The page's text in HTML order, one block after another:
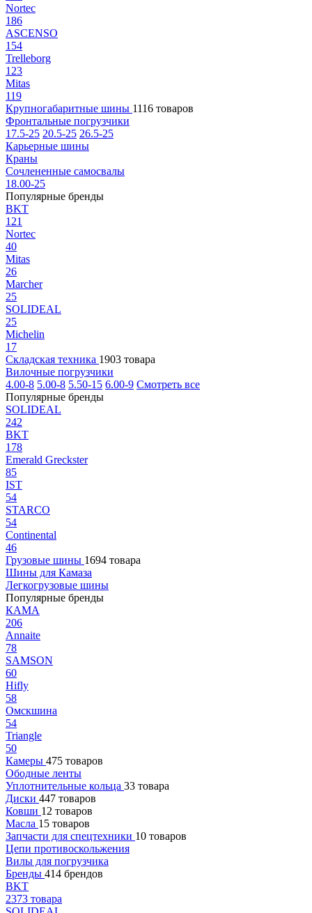
Nortec
186
ASCENSO
154
Trelleborg
123
Mitas
119
Крупногабаритные шины 1116 товаров
Фронтальные погрузчики
17.5-25 20.5-25 26.5-25
Карьерные шины
Краны
Сочлененные самосвалы
18.00-25
Популярные бренды
BKT
121
Nortec
40
Mitas
26
Marcher
25
SOLIDEAL
25
Michelin
17
Складская техника 1903 товара
Вилочные погрузчики
4.00-8 5.00-8 5.50-15 6.00-9 Смотреть все
Популярные бренды
SOLIDEAL
242
BKT
178
Emerald Greckster
85
IST
54
STARCO
54
Continental
46
Грузовые шины 1694 товара
Шины для Камаза
Легкогрузовые шины
Популярные бренды
КАМА
206
Annaite
78
SAMSON
60
Hifly
58
Омскшина
54
Triangle
50
Камеры 475 товаров
Ободные ленты
Уплотнительные кольца 33 товара
Диски 447 товаров
Ковши 12 товаров
Масла 15 товаров
Запчасти для спецтехники 10 товаров
Цепи противоскольжения
Вилы для погрузчика
Бренды 414 брендов
BKT
2373 товара